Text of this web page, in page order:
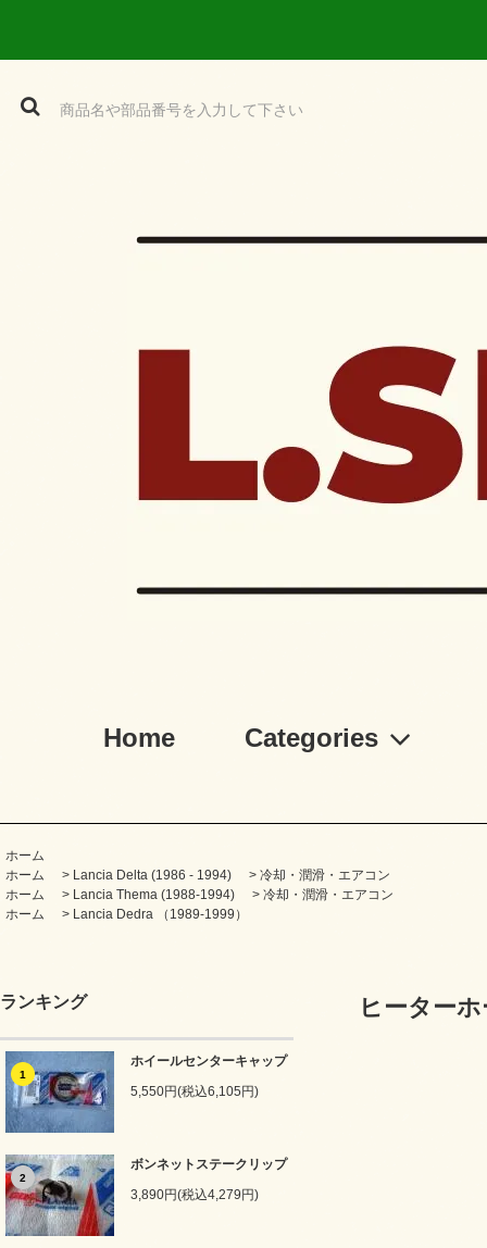
Home Categories
ホーム
ホーム
> Lancia Delta (1986 - 1994) > 冷却・潤滑・エアコン
ホーム
> Lancia Thema (1988-1994) > 冷却・潤滑・エアコン
ホーム
> Lancia Dedra （1989-1999）
ランキング
1
ホイールセンターキャップ
5,550円(税込6,105円)
2
ボンネットステークリップ
3,890円(税込4,279円)
ヒーター